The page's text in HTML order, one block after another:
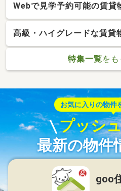
Webで見学予約可能の賃貸
高級・ハイグレードな賃貸
特集一覧を
お気に入りの物件
プッシ
最新の物件
goo